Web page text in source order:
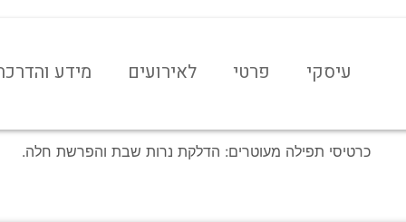
עיסקי פרטי לאירועים
לחתונה
לחינה
הזמנות לברית
מידע